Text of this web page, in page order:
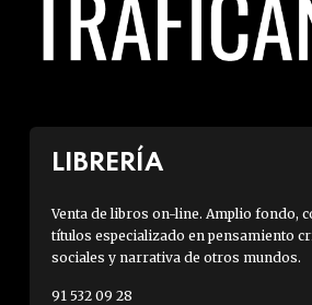
LIBRERÍA
Venta de libros on-line. Amplio fondo,
títulos especializado en pensamiento
sociales y narrativa de otros mundos.
91 532 09 28